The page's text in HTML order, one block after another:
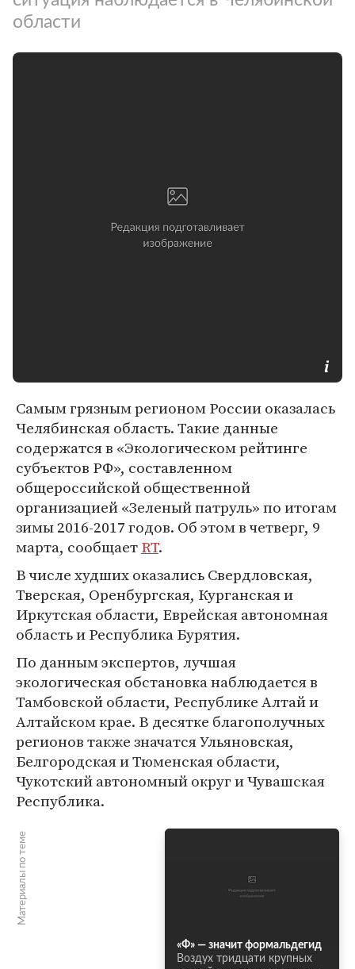
области
Самым грязным регионом России оказалась
Челябинская область. Такие данные
содержатся в «Экологическом рейтинге
субъектов РФ», составленном
общероссийской общественной
организацией «Зеленый патруль» по итогам
зимы 2016-2017 годов. Об этом в четверг, 9
марта, сообщаетRT.
В числе худших оказались Свердловская,
Тверская, Оренбургская, Курганская и
Иркутская области, Еврейская автономная
область и Республика Бурятия.
По данным экспертов, лучшая
экологическая обстановка наблюдается в
Тамбовской области, Республике Алтай и
Алтайском крае. В десятке благополучных
регионов также значатся Ульяновская,
Белгородская и Тюменская области,
Чукотский автономный округ и Чувашская
Республика.
Материалы по теме
«Ф» — значит формальдегид
Воздух тридцати крупных